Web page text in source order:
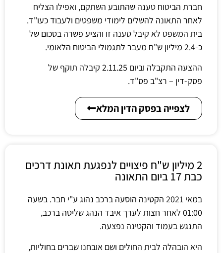
חברת הביטוח טענה שהתובע השתקם, ואפילו הצליח
לאחר התאונה להשלים לימודי משפטים ולעבוד כעו"ד.
בית המשפט לא קיבל טענה זו והציע פשרה בסכום של
כ-2.4 מיליון ש"ח מעבר לתגמולי הביטוח הלאומי.
ההצעה התקבלה וביום 2.11.25 קיבלה תוקף של
פסק-דין – רצ"ב פס"ד.
לצפייה בפסק הדין המלא
2 מיליון ש"ח פיצויים לנפגעת תאונת דרכים
כבת 17 ביום התאונה
במאי 2021 הקטינה הוסעה ברכב נהוג ע"י חבר. בשעה
01:00 לאחר חצות לערך איבד הנהג שליטה ברכב,
התנגש בעמוד והקטינה נפצעה.
היא הובהלה לבית החולים ושם אובחנו שברים בחוליות,